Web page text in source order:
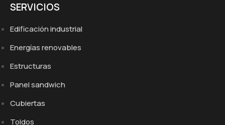
SERVICIOS
Edificación industrial
Energías renovables
Estructuras
Panel sandwich
Cubiertas
Toldos